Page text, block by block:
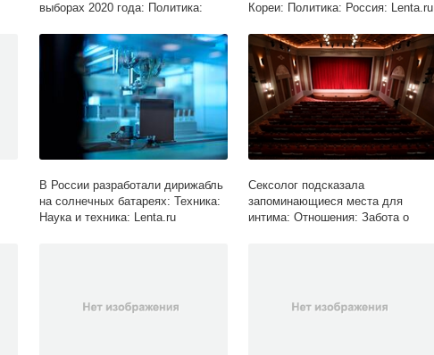
выборах 2020 года: Политика:
Кореи: Политика: Россия: Lenta.ru
В России разработали дирижабль
на солнечных батареях: Техника:
Наука и техника: Lenta.ru
Сексолог подсказала
запоминающиеся места для
интима: Отношения: Забота о